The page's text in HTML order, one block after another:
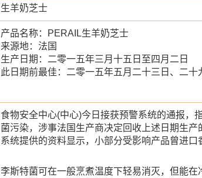
生羊奶芝士
产品名称：PERAIL生羊奶芝士
来源地：法国
生产日期：二零一五年三月十五日至四月二日
此日期前最佳：二零一五年五月二十三日、二十
食物安全中心(中心)今日接获预警系统的通报，
菌污染，涉事法国生产商决定回收上述日期生
系统提供的资料显示，小部分受影响产品曾进口
李斯特菌可在一般烹煮温度下轻易消灭，但能